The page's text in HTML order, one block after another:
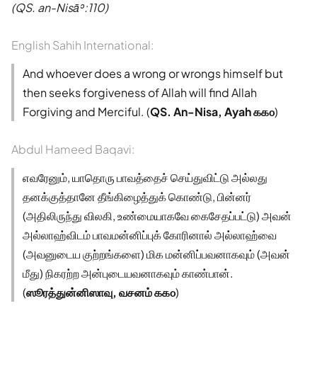
(QS. an-Nisāʾ:110)
English Sahih International:
And whoever does a wrong or wrongs himself but
then seeks forgiveness of Allah will find Allah
Forgiving and Merciful. (QS. An-Nisa, Ayah ௧௧௦)
Abdul Hameed Baqavi:
எவரேனும், யாதொரு பாவத்தைச் செய்துவிட்டு அல்லது
தனக்குத்தானே தீங்கிழைத்துக் கொண்டு, பின்னர்
(அதிலிருந்து விலகி, உண்மையாகவே கைசேதப்பட்டு) அவன்
அல்லாஹ்விடம் பாவமன்னிப்புக் கோரினால் அல்லாஹ்வை
(அவனுடைய குற்றங்களை) மிக மன்னிப்பவனாகவும் (அவன்
மீது) நிகரற்ற அன்புடையவனாகவும் காண்பான்.
(ஸூரத்துன்னிஸாவு, வசனம் ௧௧௦)